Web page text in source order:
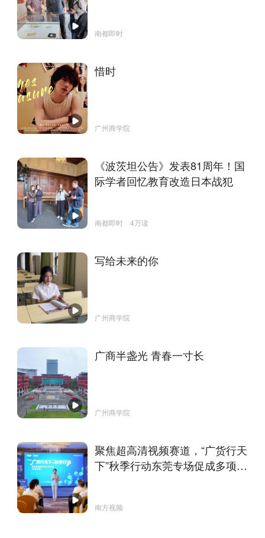
南都即时
惜时
广州商学院
《波茨坦公告》发表81周年！国
际学者回忆教育改造日本战犯
南都即时 4万读
写给未来的你
广州商学院
广商半盏光 青春一寸长
广州商学院
聚焦超高清视频赛道，“广货行天
下”秋季行动东莞专场促成多项合
南方视频